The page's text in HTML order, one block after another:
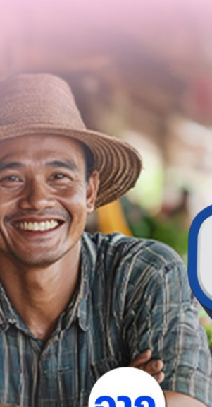
งโอกาส” จากออมสิน ดียังไง ?
รอาจฟังดูเป็นเรื่องไกลตัว หรืออาจรู้สึกว่า “มันไม่ใ
ประวัติการกู้มาก่อนเลย แต่ในยุคที่ทุกอย่างต้องใช้
เริ่มต้นธุรกิจ การไม่มีประวัติเครดิตเลย กลับกลาย
ทาง ทำให้ธนาคารออมสินออกแบบ “สินเชื่อสร้างเ
โดยเฉพาะกลุ่มคนที่ยังไม่เคยมีประวัติทางการเงินใ
วัติการกู้เงินมาก่อนเลยในช่วง 2 ปีที่ผ่านมา ซึ่งอา
ะจำหรือแม้แต่คนที่เคยมีประวัติกู้มาก่อน แต่หายไ
มาก เริ่มต้นเพียงไม่เกิน 20,000 บาท และจุดประ
กู้ได้เข้าสู่ระบบอย่างถูกต้อง มีวินัยทางการเงิน แล
นเชื่อในวงเงินที่สูงขึ้นในอนาคต ข้อดีของโครงการ
ำหรับผู้ที่ต้องการเริ่มสร้างประวัติเครดิต หากสาม
นที่ดีในระบบ ซึ่งเป็นองค์ประกอบสำคัญในการเข้า
สินเชื่อนี้ไม่จำเป็นต้องมีหลักทรัพย์ค้ำประกัน ไม่
อัตราดอกเบี้ยคงที่ 0.60%…
ago